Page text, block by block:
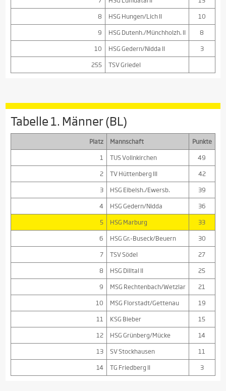
8
HSG Hungen/Lich II
10
9
HSG Dutenh./Münchholzh. II
8
10
HSG Gedern/Nidda II
3
255
TSV Griedel
Tabelle 1. Männer (BL)
Platz Mannschaft
Punkte
1
TUS Vollnkirchen
49
2
TV Hüttenberg III
42
3
HSG Eibelsh./Ewersb.
39
4
HSG Gedern/Nidda
36
5
HSG Marburg
33
6
HSG Gr.-Buseck/Beuern
30
7
TSV Södel
27
8
HSG Dilltal II
25
9
MSG Rechtenbach/Wetzlar
21
10
MSG Florstadt/Gettenau
19
11
KSG Bieber
15
12
HSG Grünberg/Mücke
14
13
SV Stockhausen
11
14
TG Friedberg II 3